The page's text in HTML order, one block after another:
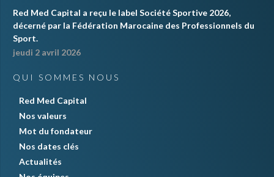
Red Med Capital a reçu le label Société Sportive 2026,
décerné par la Fédération Marocaine des Professionnels du
Sport.
jeudi 2 avril 2026
QUI SOMMES NOUS
Red Med Capital
Nos valeurs
Mot du fondateur
Nos dates clés
Actualités